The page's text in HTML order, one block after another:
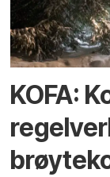
KOFA: